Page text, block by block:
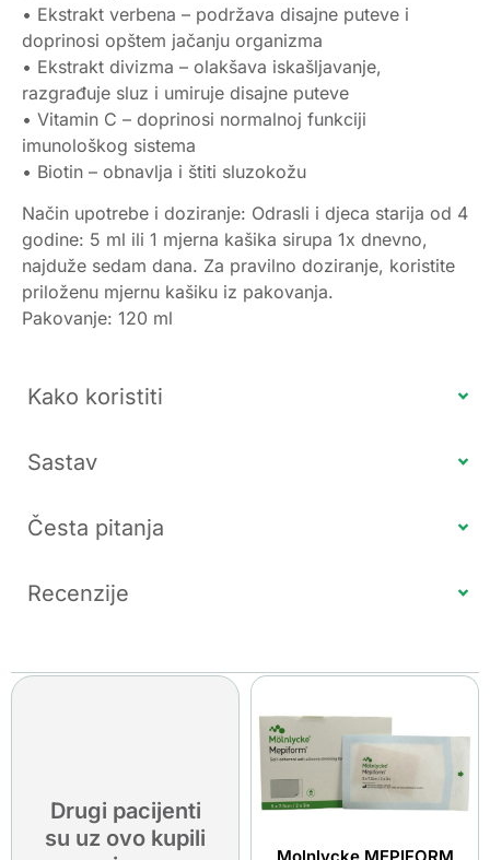
• Ekstrakt verbena – podržava disajne puteve i
doprinosi opštem jačanju organizma
• Ekstrakt divizma – olakšava iskašljavanje,
razgrađuje sluz i umiruje disajne puteve
• Vitamin C – doprinosi normalnoj funkciji
imunološkog sistema
• Biotin – obnavlja i štiti sluzokožu
Način upotrebe i doziranje: Odrasli i djeca starija od 4
godine: 5 ml ili 1 mjerna kašika sirupa 1x dnevno,
najduže sedam dana. Za pravilno doziranje, koristite
priloženu mjernu kašiku iz pakovanja.
Pakovanje: 120 ml
Kako koristiti
Sastav
Česta pitanja
Recenzije
Drugi pacijenti
su uz ovo kupili
Molnlycke MEPIFORM